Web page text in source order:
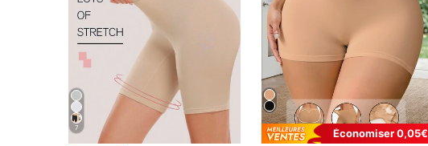
7 Économiser 0,05€